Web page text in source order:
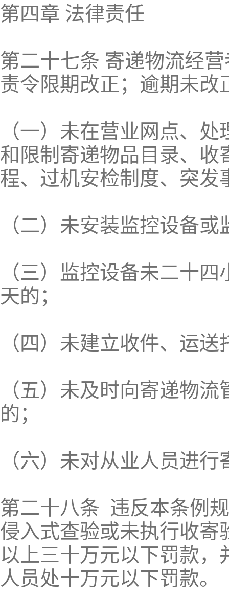
第四章 法律责任
第二十七条 寄递物流经
责令限期改正；逾期未
（一）未在营业网点、
和限制寄递物品目录、收
程、过机安检制度、突发
（二）未安装监控设备
（三）监控设备未二十
天的；
（四）未建立收件、运
（五）未及时向寄递物
的；
（六）未对从业人员进
第二十八条 违反本条例
侵入式查验或未执行收寄
以上三十万元以下罚款
人员处十万元以下罚款。